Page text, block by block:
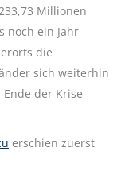
Millionen
noch ein Jahr
die
sich weiterhin
der Krise
erschien zuerst